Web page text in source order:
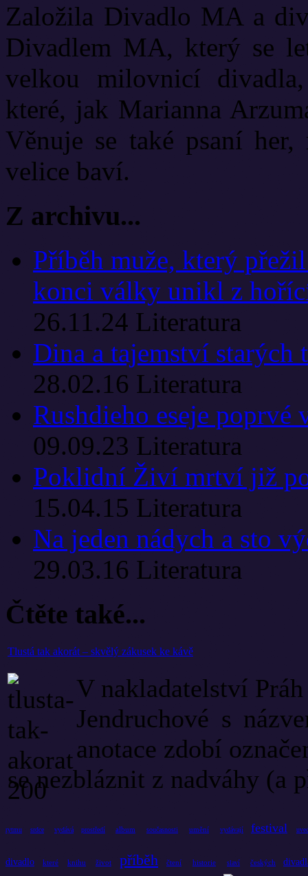
Založila Divadlo MA a
Divadlem MA, který se
velkou milovnicí
které, jak Marianna
Věnuje se také psaní
velice baví.
Z archivu...
Příběh muže, který
konci války unikl z
26.11.24 Literatura
Dina a tajemství starých
28.02.16 Literatura
Rushdieho eseje poprvé
09.09.23 Literatura
Poklidní Živí mrtví již
15.04.15 Literatura
Na jeden nádych a sto
29.03.16 Literatura
Čtěte také...
Tlustá tak akorát – skvělý zákusek ke kávě
V nakladatelství
Jendruchové s
anotace zdobí
se nezbláznit z nadváhy (a
rytmu srdce vydává prostředí album současnosti umění vydávají festival
divadlo které knihu život příběh čtení historie slaví českých